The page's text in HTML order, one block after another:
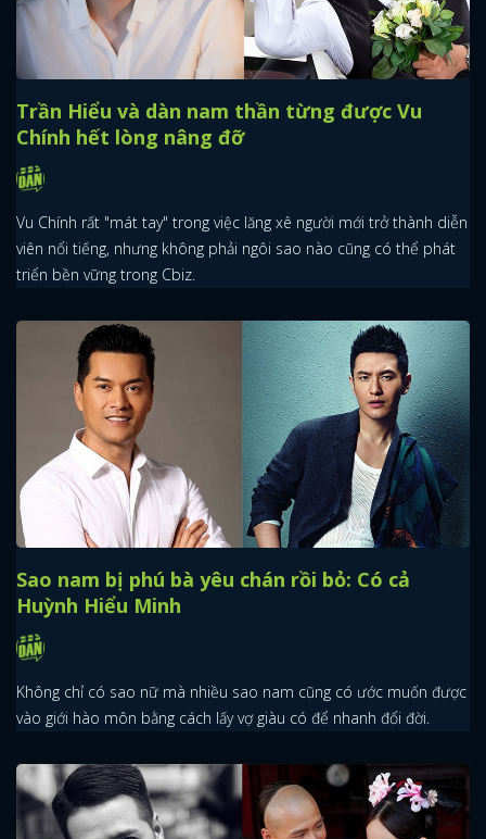
Trần Hiểu và dàn nam thần từng được Vu
Chính hết lòng nâng đỡ
Vu Chính rất "mát tay" trong việc lăng xê người mới trở thành diễn
viên nổi tiếng, nhưng không phải ngôi sao nào cũng có thể phát
triển bền vững trong Cbiz.
Sao nam bị phú bà yêu chán rồi bỏ: Có cả
Huỳnh Hiểu Minh
Không chỉ có sao nữ mà nhiều sao nam cũng có ước muốn được
vào giới hào môn bằng cách lấy vợ giàu có để nhanh đổi đời.